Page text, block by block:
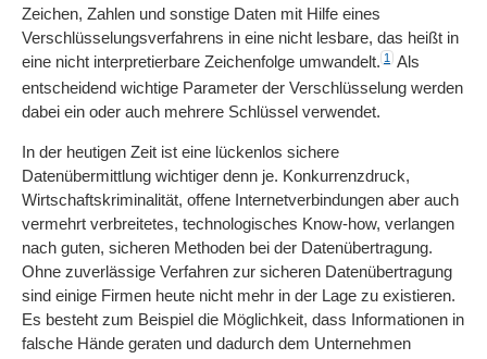
Zeichen, Zahlen und sonstige Daten mit Hilfe eines
Verschlüsselungsverfahrens in eine nicht lesbare, das heißt in
eine nicht interpretierbare Zeichenfolge umwandelt. 1
Als
entscheidend wichtige Parameter der Verschlüsselung werden
dabei ein oder auch mehrere Schlüssel verwendet.
In der heutigen Zeit ist eine lückenlos sichere
Datenübermittlung wichtiger denn je. Konkurrenzdruck,
Wirtschaftskriminalität, offene Internetverbindungen aber auch
vermehrt verbreitetes, technologisches Know-how, verlangen
nach guten, sicheren Methoden bei der Datenübertragung.
Ohne zuverlässige Verfahren zur sicheren Datenübertragung
sind einige Firmen heute nicht mehr in der Lage zu existieren.
Es besteht zum Beispiel die Möglichkeit, dass Informationen in
falsche Hände geraten und dadurch dem Unternehmen